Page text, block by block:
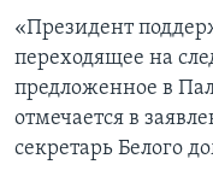
«Президент
переходящее на
предложенное в
отмечается в
секретарь Белого